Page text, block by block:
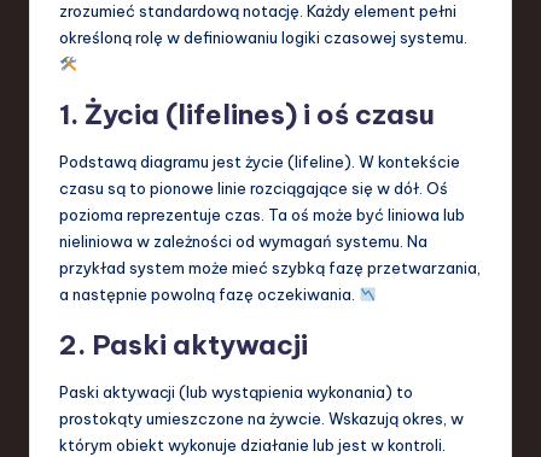
zrozumieć standardową notację. Każdy element pełni
określoną rolę w definiowaniu logiki czasowej systemu.
1. Życia (lifelines) i oś czasu
Podstawą diagramu jest życie (lifeline). W kontekście
czasu są to pionowe linie rozciągające się w dół. Oś
pozioma reprezentuje czas. Ta oś może być liniowa lub
nieliniowa w zależności od wymagań systemu. Na
przykład system może mieć szybką fazę przetwarzania,
a następnie powolną fazę oczekiwania.
2. Paski aktywacji
Paski aktywacji (lub wystąpienia wykonania) to
prostokąty umieszczone na żywcie. Wskazują okres, w
którym obiekt wykonuje działanie lub jest w kontroli.